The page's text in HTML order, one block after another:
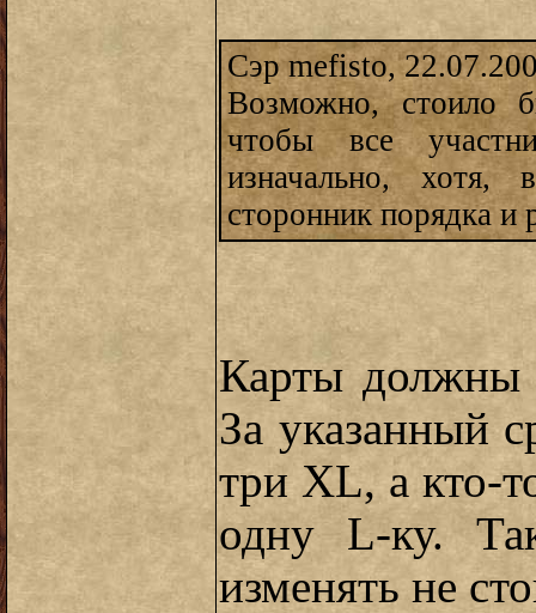
Сэр mefisto,
Возможно, стоило
чтобы все
изначально,
сторонник порядка и
Карты должны
За указанный
три XL, а кто-
одну L-ку.
изменять не